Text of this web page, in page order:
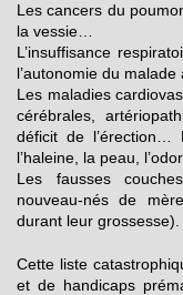
Les cancers du
la vessie…
L’insuffisance
l’autonomie du
Les maladies
cérébrales,
déficit de l’érection…
l’haleine, la peau,
Les fausses
nouveau-nés de
durant leur grossesse).
Cette liste
et de handicaps